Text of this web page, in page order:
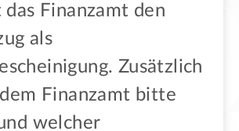
Finanzamt den
als
Zusätzlich
Finanzamt bitte
welcher